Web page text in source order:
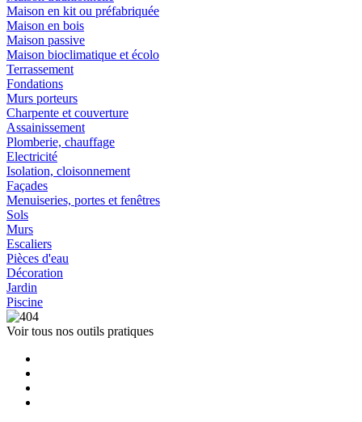
Maison en kit ou préfabriquée
Maison en bois
Maison passive
Maison bioclimatique et écolo
Terrassement
Fondations
Murs porteurs
Charpente et couverture
Assainissement
Plomberie, chauffage
Electricité
Isolation, cloisonnement
Façades
Menuiseries, portes et fenêtres
Sols
Murs
Escaliers
Pièces d'eau
Décoration
Jardin
Piscine
Voir tous nos outils pratiques